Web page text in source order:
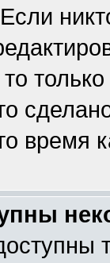
то
время